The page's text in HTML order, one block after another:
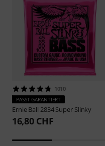
1010
PASST GARANTIERT
Ernie Ball 2834 Super Slinky
16,80 CHF